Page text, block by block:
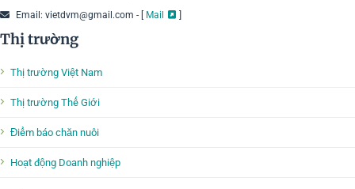
Email: vietdvm@gmail.com - [ Mail ]
Thị trường
Thị trường Việt Nam
Thị trường Thế Giới
Điểm báo chăn nuôi
Hoạt động Doanh nghiệp